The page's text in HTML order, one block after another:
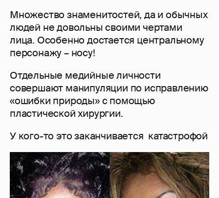
Множество знаменитостей, да и обычных
людей не довольны своими чертами
лица. Особенно достается центральному
персонажу – носу!
Отдельные медийные личности
совершают манипуляции по исправлению
«ошибки природы» с помощью
пластической хирургии.
У кого-то это заканчивается катастрофой